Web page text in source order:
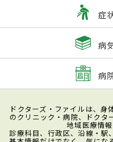
症
病
病
ドクターズ・ファイルは、
のクリニック・病院、ドクタ
地域医療情報
診療科目、行政区、沿線・駅